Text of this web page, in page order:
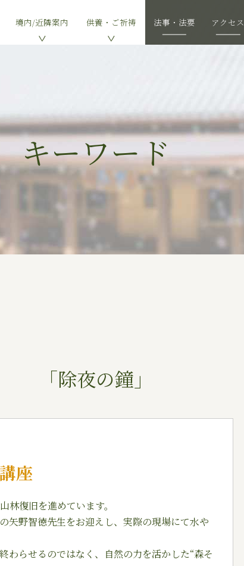
境内/近隣案内 供養・ご祈祷 法事・法要 アクセス
キーワード
「除夜の鐘」
座
林復旧を進めています。
矢野智徳先生をお迎えし、実際の現場にて水や
わらせるのではなく、自然の力を活かした“森そ